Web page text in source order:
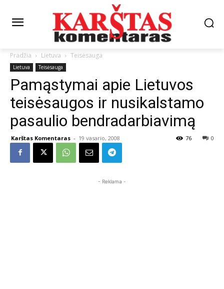
Pradžia Lietuva Teisėsauga
Lietuva Teisėsauga
Pamąstymai apie Lietuvos
teisėsaugos ir nusikalstamo
pasaulio bendradarbiavimą
Karštas Komentaras - 19 vasario, 2008 0
76
- Reklama -